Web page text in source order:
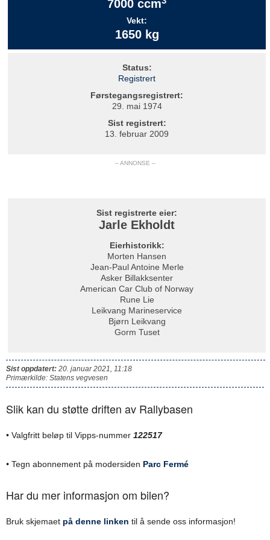
7000 ccm
Vekt:
1650 kg
Status:
Registrert
Førstegangsregistrert:
29. mai 1974
Sist registrert:
13. februar 2009
– ANNONSE –
Sist registrerte eier:
Jarle Ekholdt
Eierhistorikk:
Morten Hansen
Jean-Paul Antoine Merle
Asker Billakksenter
American Car Club of Norway
Rune Lie
Leikvang Marineservice
Bjørn Leikvang
Gorm Tuset
Sist oppdatert: 20. januar 2021, 11:18
Primærkilde: Statens vegvesen
Slik kan du støtte driften av Rallybasen
• Valgfritt beløp til Vipps-nummer 122517
• Tegn abonnement på modersiden Parc Fermé
Har du mer informasjon om bilen?
Bruk skjemaet på denne linken til å sende oss informasjon!